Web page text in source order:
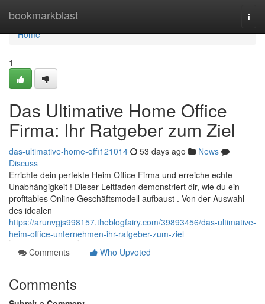
bookmarkblast
Home
Home
1
Das Ultimative Home Office
Firma: Ihr Ratgeber zum Ziel
das-ultimative-home-offi121014 53 days ago
News
Discuss
Errichte dein perfekte Heim Office Firma und erreiche echte
Unabhängigkeit ! Dieser Leitfaden demonstriert dir, wie du ein
profitables Online Geschäftsmodell aufbaust . Von der Auswahl
des idealen
https://arunvgjs998157.theblogfairy.com/39893456/das-ultimative-
heim-office-unternehmen-ihr-ratgeber-zum-ziel
Comments
Who Upvoted
Comments